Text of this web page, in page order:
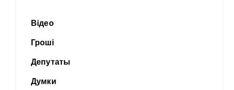
Відео
Гроші
Депутаты
Думки